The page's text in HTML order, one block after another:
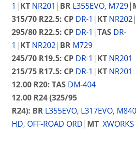
1 | KT NR201 | BR L355EVO, M729|
315/70 R22.5: CP DR-1 | KT NR202|
295/80 R22.5: CP DR-1 |TAS DR-
1 | KT NR202| BR M729
245/70 R19.5: CP DR-1 | KT NR201
215/75 R17.5: CP DR-1 | KT NR201
12.00 R20: TAS DM-404
12.00 R24 (325/95
R24): BR L355EVO, L317EVO, M840
HD, OFF-ROAD ORD| MT XWORKS